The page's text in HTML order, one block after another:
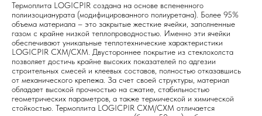
Термоплита LOGICPIR создана на основе вспененного
полиизоцианурата (модифицированного полиуретана). Более 95%
объема материала – это закрытые жесткие ячейки, заполненные
газом с крайне низкой теплопроводностью. Именно эти ячейки
обеспечивают уникальные теплотехнические характеристики
LOGICPIR СХМ/СХМ. Двустороннее покрытие из стеклохолста
позволяет достичь крайне высоких показателей по адгезии
строительных смесей и клеевых составов, полностью отказавшись
от механического крепежа. За счет своей структуры, материал
обладает высокой прочностью на сжатие, стабильностью
геометрических параметров, а также термической и химической
стойкостью. Термоплита LOGICPIR СХМ/СХМ отличается